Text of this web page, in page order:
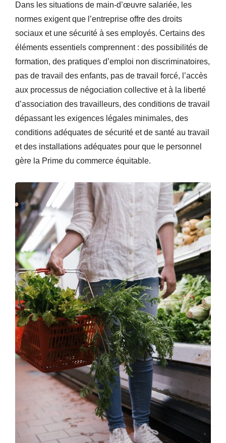
Dans les situations de main-d’œuvre salariée, les
normes exigent que l’entreprise offre des droits
sociaux et une sécurité à ses employés. Certains des
éléments essentiels comprennent : des possibilités de
formation, des pratiques d’emploi non discriminatoires,
pas de travail des enfants, pas de travail forcé, l’accès
aux processus de négociation collective et à la liberté
d’association des travailleurs, des conditions de travail
dépassant les exigences légales minimales, des
conditions adéquates de sécurité et de santé au travail
et des installations adéquates pour que le personnel
gère la Prime du commerce équitable.